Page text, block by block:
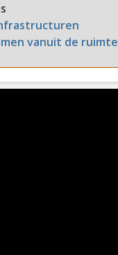
vanuit de ruimte